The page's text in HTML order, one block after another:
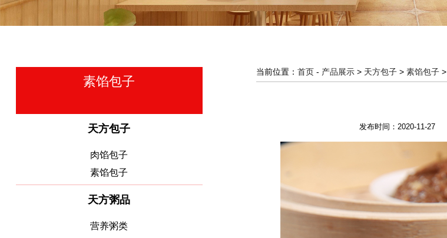
素馅包子
天方包子
肉馅包子
素馅包子
天方粥品
营养粥类
当前位置： 首页 - 产品展示 > 天方包子 > 素馅包子 >
发布时间：2020-11-27